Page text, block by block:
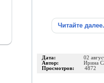
Читайте
Дата: 02
Автор: Ирина
Просмотров: 4872